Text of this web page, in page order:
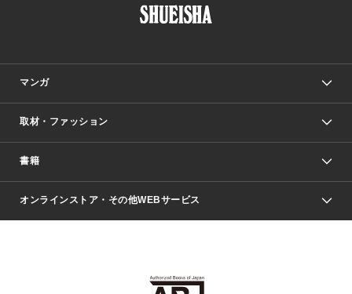
マンガ
少年マンガ
Vジャンプ
週刊ヤングジャンプ
取材・ファッション
Seventeen
芸能・情報・スポーツ
書籍
文芸・文庫・総合
ライトノベル・ノベライズ
オンラインストア・その他WEBサービス